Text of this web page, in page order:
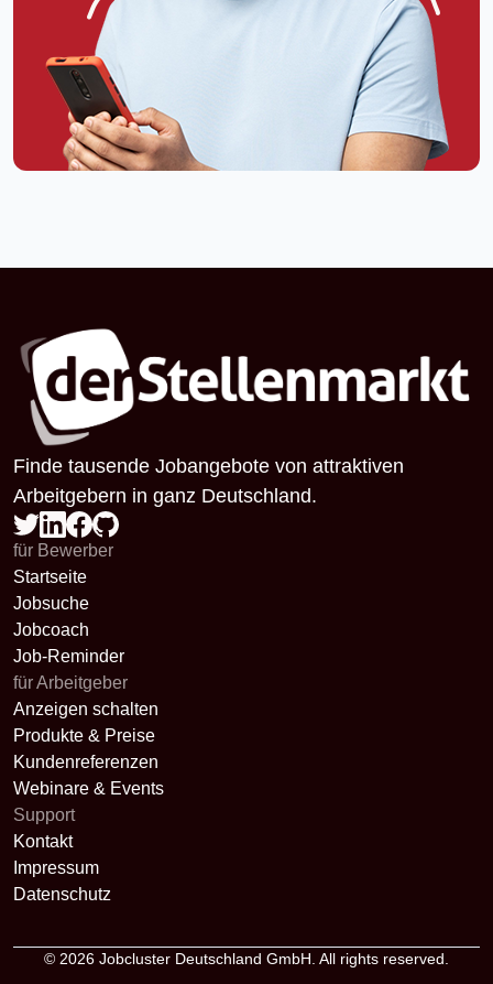
Finde tausende Jobangebote von attraktiven
Arbeitgebern in ganz Deutschland.
für Bewerber
Startseite
Jobsuche
Jobcoach
Job-Reminder
für Arbeitgeber
Anzeigen schalten
Produkte & Preise
Kundenreferenzen
Webinare & Events
Support
Kontakt
Impressum
Datenschutz
© 2026 Jobcluster Deutschland GmbH. All rights reserved.